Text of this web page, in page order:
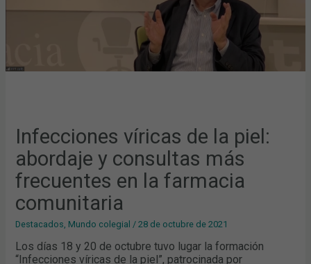
Infecciones víricas de la piel:
abordaje y consultas más
frecuentes en la farmacia
comunitaria
Destacados, Mundo colegial /28 de octubre de 2021
Los días 18 y 20 de octubre tuvo lugar la formación
“Infecciones víricas de la piel”, patrocinada por
EN